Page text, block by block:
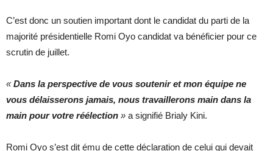
C’est donc un soutien important dont le candidat du parti de la
majorité présidentielle Romi Oyo candidat va bénéficier pour ce
scrutin de juillet.
«Dans la perspective de vous soutenir et mon équipe ne
vous délaisserons jamais, nous travaillerons main dans la
main pour votre réélection » a signifié Brialy Kini.
Romi Oyo s’est dit ému de cette déclaration de celui qui devait